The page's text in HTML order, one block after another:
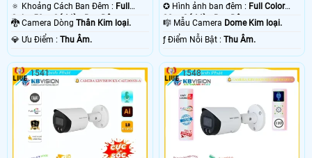
🔅 Khoảng Cách Ban Đêm : Full
Color 50m Có Màu Ban Ðêm.
🐉️ Camera Dòng Thân Kim loại.
️💎 Ưu Điểm : Thu Âm.
✪ Hình ảnh ban đêm : Full Color
30m Có Màu Ban Ðêm.
🎼️ Mẫu Camera Dome Kim loại.
️ƒ Điểm Nỗi Bật :Thu Âm.
1541 1548